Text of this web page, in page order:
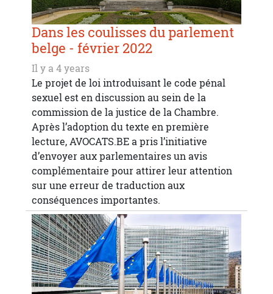
Dans les coulisses du parlement
belge - février 2022
Il y a 4 years
Le projet de loi introduisant le code pénal
sexuel est en discussion au sein de la
commission de la justice de la Chambre.
Après l’adoption du texte en première
lecture, AVOCATS.BE a pris l’initiative
d’envoyer aux parlementaires un avis
complémentaire pour attirer leur attention
sur une erreur de traduction aux
conséquences importantes.